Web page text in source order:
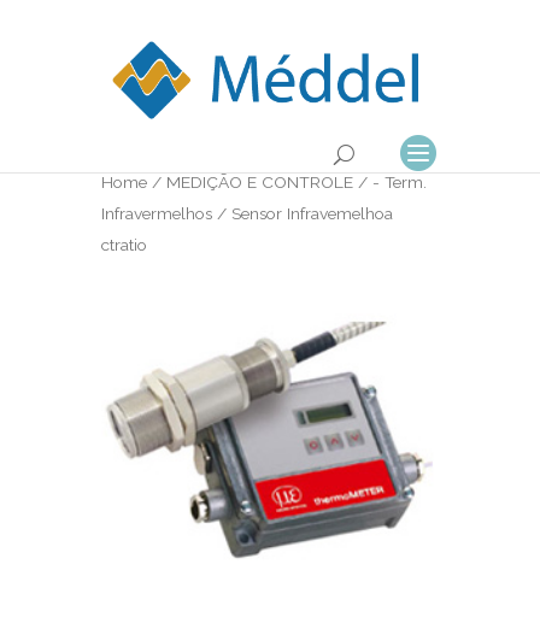
Home / MEDIÇÃO E CONTROLE / - Term.
Infravermelhos / Sensor Infravemelhoa
ctratio